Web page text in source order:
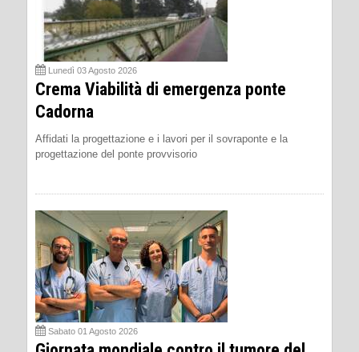
Lunedì 03 Agosto 2026
Crema Viabilità di emergenza ponte
Cadorna
Affidati la progettazione e i lavori per il sovraponte e la
progettazione del ponte provvisorio
Sabato 01 Agosto 2026